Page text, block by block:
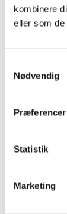
kombinere
eller som de
Nødvendig
Præferencer
Statistik
Marketing
Adresse*
Postnummer *
E-mail*
Tilføj billeder